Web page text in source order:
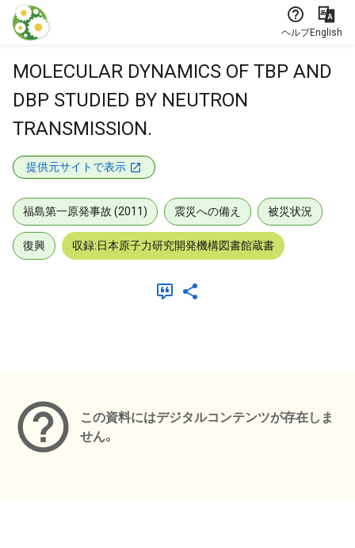
本文に飛ぶ
ヘルプEnglish
MOLECULAR DYNAMICS OF TBP AND
DBP STUDIED BY NEUTRON
TRANSMISSION.
提供元サイトで表示
福島第一原発事故 (2011) 震災への備え 被災状況
復興 収録:日本原子力研究開発機構図書館蔵書
この資料にはデジタルコンテンツが存在しま
せん。